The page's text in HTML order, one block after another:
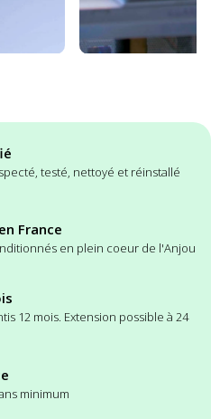
testé, nettoyé et réinstallé
France
en plein coeur de l'Anjou
12 mois. Extension possible à 24
minimum